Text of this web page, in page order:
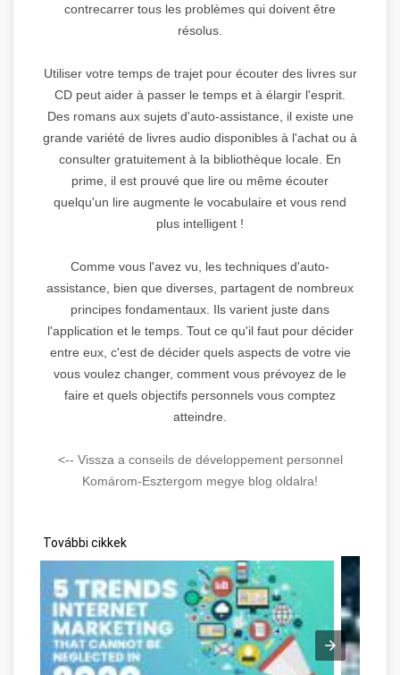
contrecarrer tous les problèmes qui doivent être
résolus.
Utiliser votre temps de trajet pour écouter des livres sur
CD peut aider à passer le temps et à élargir l'esprit.
Des romans aux sujets d'auto-assistance, il existe une
grande variété de livres audio disponibles à l'achat ou à
consulter gratuitement à la bibliothèque locale. En
prime, il est prouvé que lire ou même écouter
quelqu'un lire augmente le vocabulaire et vous rend
plus intelligent !
Comme vous l'avez vu, les techniques d'auto-
assistance, bien que diverses, partagent de nombreux
principes fondamentaux. Ils varient juste dans
l'application et le temps. Tout ce qu'il faut pour décider
entre eux, c'est de décider quels aspects de votre vie
vous voulez changer, comment vous prévoyez de le
faire et quels objectifs personnels vous comptez
atteindre.
<-- Vissza a conseils de développement personnel
Komárom-Esztergom megye blog oldalra!
További cikkek